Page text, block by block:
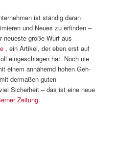
ist ständig daran
und Neues zu erfinden –
neueste große Wurf aus
, ein Artikel, der eben erst auf
eingeschlagen hat. Noch nie
einem annähernd hohen Geh-
dermaßen guten
Sicherheit – das ist eine neue
Zeitung.